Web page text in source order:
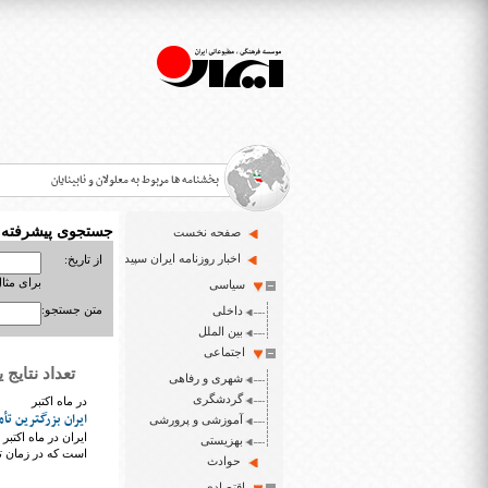
بخشنامه ها مربوط به معلولان و نابینایان
>
قانون حمایت از حقوق معلولان
اخبار حوزه معلولان و نابینایان
>
ایران سپید سایت خبری نابینایان و تنها روزنامه
>
صفحه نخست
اخبار روزنامه ایران سپید
سیاسی
داخلی
بین الملل
اجتماعی
شهری و رفاهی
گردشگری
آموزشی و پرورشی
بهزیستی
حوادث
جستجوی پیشرفته
از تاریخ:
برای مثال :
متن جستجو:
تعداد نتایج یافت
در ماه اکتبر
ایران بزرگترین
ایران در ماه
است که در زمان